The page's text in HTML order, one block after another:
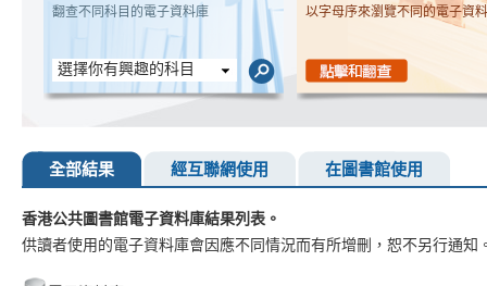
翻查不同科目的電子資料庫
選擇你有興趣的科目
以字母序來瀏覽不同的電子資
全部結果 經互聯網使用 在圖書館使用
香港公共圖書館電子資料庫結果列表。
供讀者使用的電子資料庫會因應不同情況而有所增刪，恕不另行通知